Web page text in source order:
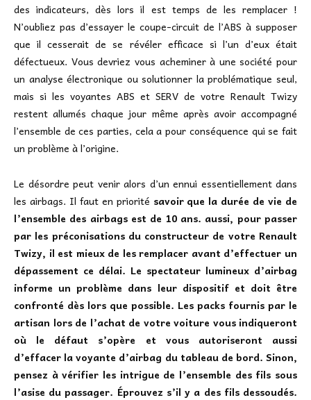
des indicateurs, dès lors il est temps de les remplacer !
N’oubliez pas d’essayer le coupe-circuit de l’ABS à supposer
que il cesserait de se révéler efficace si l’un d’eux était
défectueux. Vous devriez vous acheminer à une société pour
un analyse électronique ou solutionner la problématique seul,
mais si les voyantes ABS et SERV de votre Renault Twizy
restent allumés chaque jour même après avoir accompagné
l’ensemble de ces parties, cela a pour conséquence qui se fait
un problème à l’origine.
Le désordre peut venir alors d’un ennui essentiellement dans
les airbags. Il faut en priorité savoir que la durée de vie de
l’ensemble des airbags est de 10 ans. aussi, pour passer
par les préconisations du constructeur de votre Renault
Twizy, il est mieux de les remplacer avant d’effectuer un
dépassement ce délai. Le spectateur lumineux d’airbag
informe un problème dans leur dispositif et doit être
confronté dès lors que possible. Les packs fournis par le
artisan lors de l’achat de votre voiture vous indiqueront
où le défaut s’opère et vous autoriseront aussi
d’effacer la voyante d’airbag du tableau de bord. Sinon,
pensez à vérifier les intrigue de l’ensemble des fils sous
l’asise du passager. Éprouvez s’il y a des fils dessoudés.